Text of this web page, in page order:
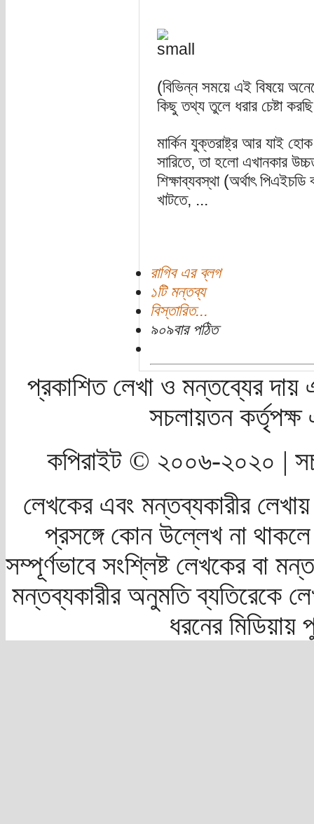
(বিভিন্ন সময়ে এই বিষয়ে
কিছু তথ্য তুলে ধরার চেষ্টা
মার্কিন যুক্তরাষ্ট্র আর যাই
সারিতে, তা হলো এখানকার
শিক্ষাব্যবস্থা (অর্থাৎ পিএইচডি
খাটতে, ...
রাগিব এর ব্লগ
১টি মন্তব্য
বিস্তারিত...
৯০৯বার পঠিত
প্রকাশিত লেখা ও মন্তব্যের দায়
সচলায়তন
কপিরাইট © ২০০৬-২০২০ |
লেখকের এবং মন্তব্যকারীর
প্রসঙ্গে কোন উল্লেখ না
সম্পূর্ণভাবে সংশ্লিষ্ট লেখকের বা
মন্তব্যকারীর অনুমতি ব্যতিরেকে
ধরনের মিডিয়ায়